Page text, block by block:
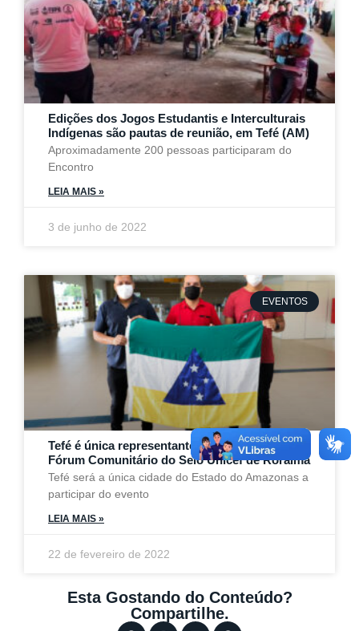
Edições dos Jogos Estudantis e Interculturais
Indígenas são pautas de reunião, em Tefé (AM)
Aproximadamente 200 pessoas participaram do
Encontro
LEIA MAIS »
3 de junho de 2022
EVENTOS
Tefé é única representante do Amazonas no 1º
Fórum Comunitário do Selo Unicef de Roraima
Tefé será a única cidade do Estado do Amazonas a
participar do evento
LEIA MAIS »
22 de fevereiro de 2022
Esta Gostando do Conteúdo?
Compartilhe.